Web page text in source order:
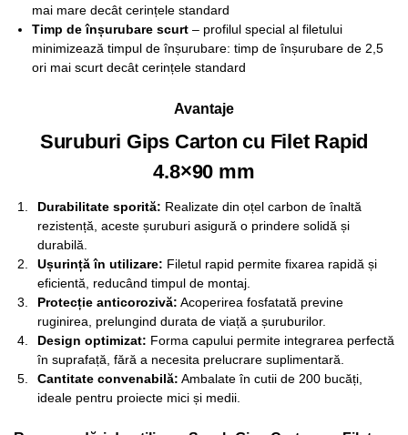
mai mare decât cerințele standard
Timp de înșurubare scurt – profilul special al filetului
minimizează timpul de înșurubare: timp de înșurubare de 2,5
ori mai scurt decât cerințele standard
Avantaje
Suruburi Gips Carton cu Filet Rapid
4.8×90 mm
Durabilitate sporită: Realizate din oțel carbon de înaltă
rezistență, aceste șuruburi asigură o prindere solidă și
durabilă.
Ușurință în utilizare: Filetul rapid permite fixarea rapidă și
eficientă, reducând timpul de montaj.
Protecție anticorozivă: Acoperirea fosfatată previne
ruginirea, prelungind durata de viață a șuruburilor.
Design optimizat: Forma capului permite integrarea perfectă
în suprafață, fără a necesita prelucrare suplimentară.
Cantitate convenabilă: Ambalate în cutii de 200 bucăți,
ideale pentru proiecte mici și medii.